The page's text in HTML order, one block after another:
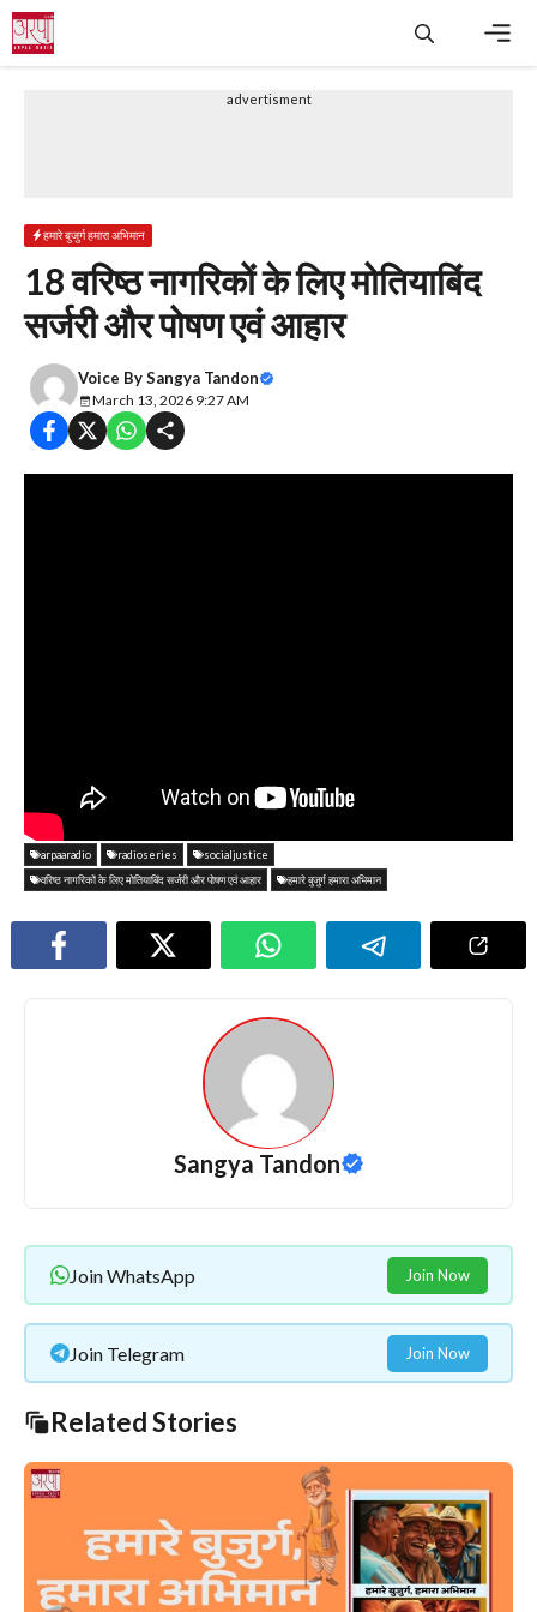
Skip
to
content
advertisment
हमारे बुजुर्ग हमारा अभिमान
18 वरिष्ठ नागरिकों के लिए मोतियाबिंद
सर्जरी और पोषण एवं आहार
Voice BySangya Tandon
March 13, 2026 9:27 AM
arpaaradio radioseries
socialjustice
वरिष्ठ नागरिकों के लिए मोतियाबिंद सर्जरी और पोषण एवं आहार
हमारे बुजुर्ग हमारा अभिमान
Sangya Tandon
Join WhatsApp Join Now
Join Telegram Join Now
Related Stories